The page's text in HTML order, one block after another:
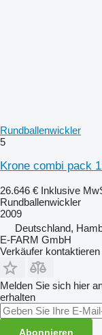
Rundballenwickler
5
Krone combi pack
26.646 € Inklusive
Rundballenwickler
2009
Deutschland,
E-FARM GmbH
Verkäufer kontaktieren
Melden Sie sich hier
erhalten
Abonnieren